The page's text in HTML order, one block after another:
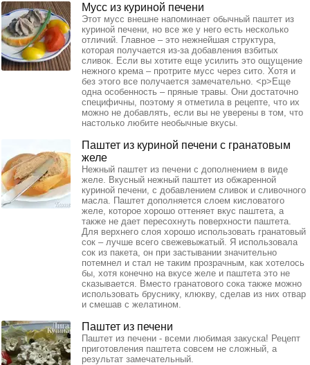
Мусс из куриной печени
Этот мусс внешне напоминает обычный паштет из
куриной печени, но все же у него есть несколько
отличий. Главное – это нежнейшая структура,
которая получается из-за добавления взбитых
сливок. Если вы хотите еще усилить это ощущение
нежного крема – протрите мусс через сито. Хотя и
без этого все получается замечательно. <p>Еще
одна особенность – пряные травы. Они достаточно
специфичны, поэтому я отметила в рецепте, что их
можно не добавлять, если вы не уверены в том, что
настолько любите необычные вкусы.
Паштет из куриной печени с гранатовым
желе
Нежный паштет из печени с дополнением в виде
желе. Вкусный нежный паштет из обжаренной
куриной печени, с добавлением сливок и сливочного
масла. Паштет дополняется слоем кисловатого
желе, которое хорошо оттеняет вкус паштета, а
также не дает пересохнуть поверхности паштета.
Для верхнего слоя хорошо использовать гранатовый
сок – лучше всего свежевыжатый. Я использовала
сок из пакета, он при застывании значительно
потемнел и стал не таким прозрачным, как хотелось
бы, хотя конечно на вкусе желе и паштета это не
сказывается. Вместо гранатового сока также можно
использовать бруснику, клюкву, сделав из них отвар
и смешав с желатином.
Паштет из печени
Паштет из печени - всеми любимая закуска! Рецепт
приготовления паштета совсем не сложный, а
результат замечательный.